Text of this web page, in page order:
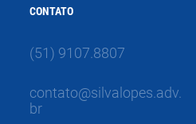
CONTATO
(51) 9107.8807
contato@silvalopes.adv.
br